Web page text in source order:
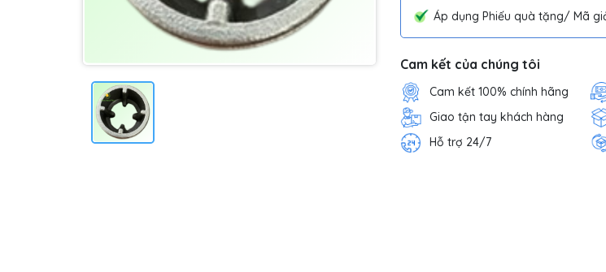
Áp dụng Phiếu quà tặng/ Mã
Cam kết của chúng tôi
Cam kết 100% chính hãng
Giao tận tay khách hàng
Hỗ trợ 24/7